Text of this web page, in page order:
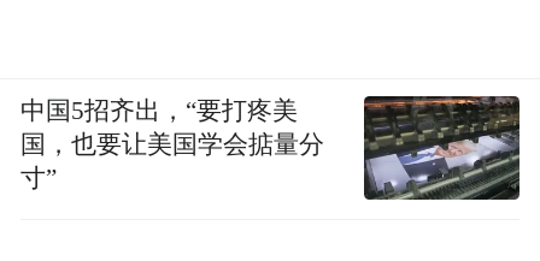
中国5招齐出，“要打疼美
国，也要让美国学会掂量分
寸”